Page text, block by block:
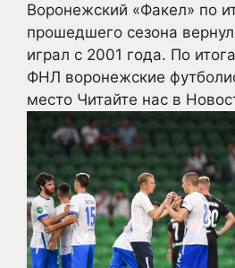
Воронежский «Факел» по
прошедшего сезона
играл с 2001 года. По
ФНЛ воронежские
место Читайте нас в